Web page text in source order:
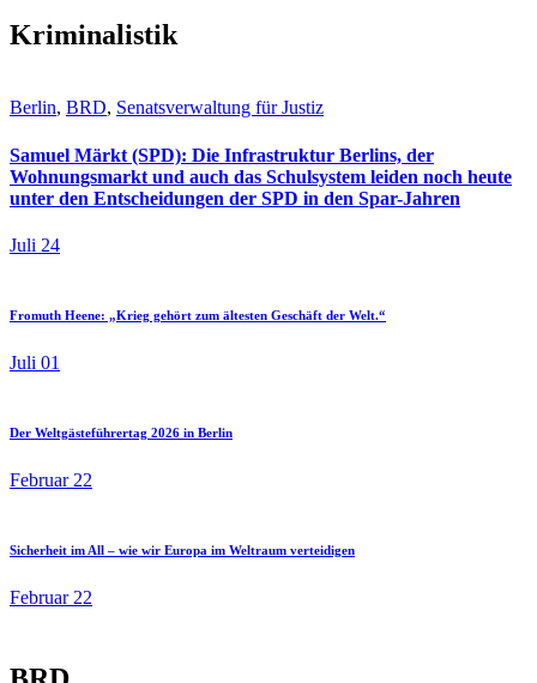
Kriminalistik
Berlin, BRD, Senatsverwaltung für Justiz
Samuel Märkt (SPD): Die Infrastruktur Berlins, der
Wohnungsmarkt und auch das Schulsystem leiden noch heute
unter den Entscheidungen der SPD in den Spar-Jahren
Juli 24
Fromuth Heene: „Krieg gehört zum ältesten Geschäft der Welt.“
Juli 01
Der Weltgästeführertag 2026 in Berlin
Februar 22
Sicherheit im All – wie wir Europa im Weltraum verteidigen
Februar 22